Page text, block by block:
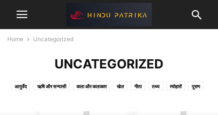
Home Uncategorized
UNCATEGORIZED
आयुर्वेद ऋषि और सन्यासी कला और कलाकार खेल गीता तथ्य त्योहारों पुराण
स्वास्थ्य